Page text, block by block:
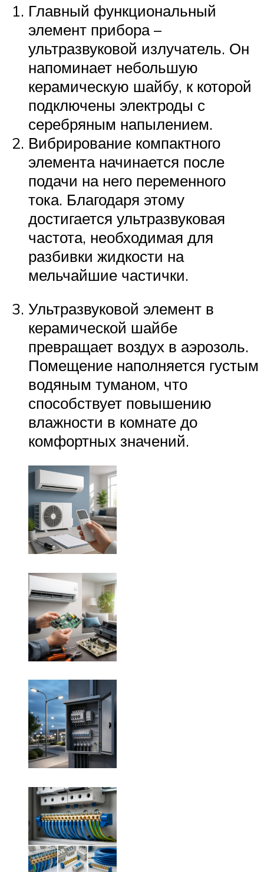
Главный функциональный
элемент прибора –
ультразвуковой излучатель. Он
напоминает небольшую
керамическую шайбу, к которой
подключены электроды с
серебряным напылением.
Вибрирование компактного
элемента начинается после
подачи на него переменного
тока. Благодаря этому
достигается ультразвуковая
частота, необходимая для
разбивки жидкости на
мельчайшие частички.
Ультразвуковой элемент в
керамической шайбе
превращает воздух в аэрозоль.
Помещение наполняется густым
водяным туманом, что
способствует повышению
влажности в комнате до
комфортных значений.